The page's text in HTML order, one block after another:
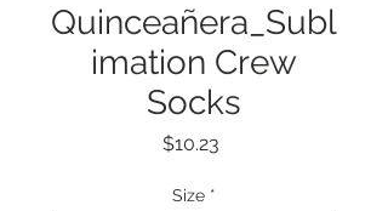
Quinceañera_Subl
imation Crew
Socks
$10.23
Size *